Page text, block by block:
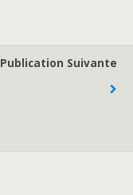
Publication Suivante